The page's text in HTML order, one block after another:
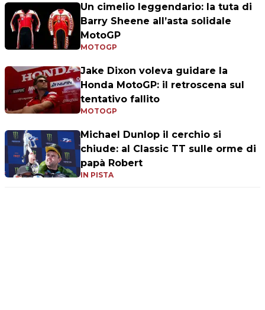
Un cimelio leggendario: la tuta di
Barry Sheene all’asta solidale
MotoGP
MOTOGP
Jake Dixon voleva guidare la
Honda MotoGP: il retroscena sul
tentativo fallito
MOTOGP
Michael Dunlop il cerchio si
chiude: al Classic TT sulle orme di
papà Robert
IN PISTA